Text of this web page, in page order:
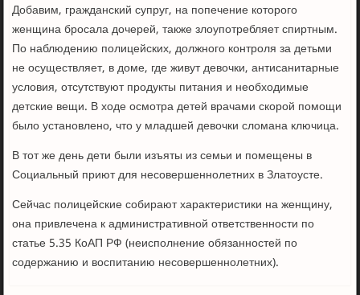
Добавим, гражданский супруг, на попечение которого
женщина бросала дочерей, также злоупотребляет спиртным.
По наблюдению полицейских, должного контроля за детьми
не осуществляет, в доме, где живут девочки, антисанитарные
условия, отсутствуют продукты питания и необходимые
детские вещи. В ходе осмотра детей врачами скорой помощи
было установлено, что у младшей девочки сломана ключица.
В тот же день дети были изъяты из семьи и помещены в
Социальный приют для несовершеннолетних в Златоусте.
Сейчас полицейские собирают характеристики на женщину,
она привлечена к административной ответственности по
статье 5.35 КоАП РФ (неисполнение обязанностей по
содержанию и воспитанию несовершеннолетних).